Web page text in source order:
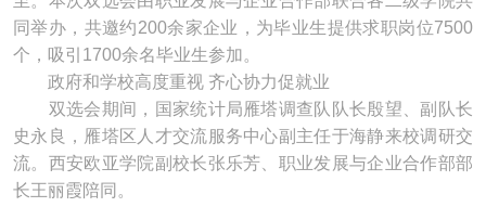
同举办，共邀约200余家企业，为毕业生提供求职岗位7500
个，吸引1700余名毕业生参加。
政府和学校高度重视 齐心协力促就业
双选会期间，国家统计局雁塔调查队队长殷望、副队长
史永良，雁塔区人才交流服务中心副主任于海静来校调研交
流。西安欧亚学院副校长张乐芳、职业发展与企业合作部部
长王丽霞陪同。